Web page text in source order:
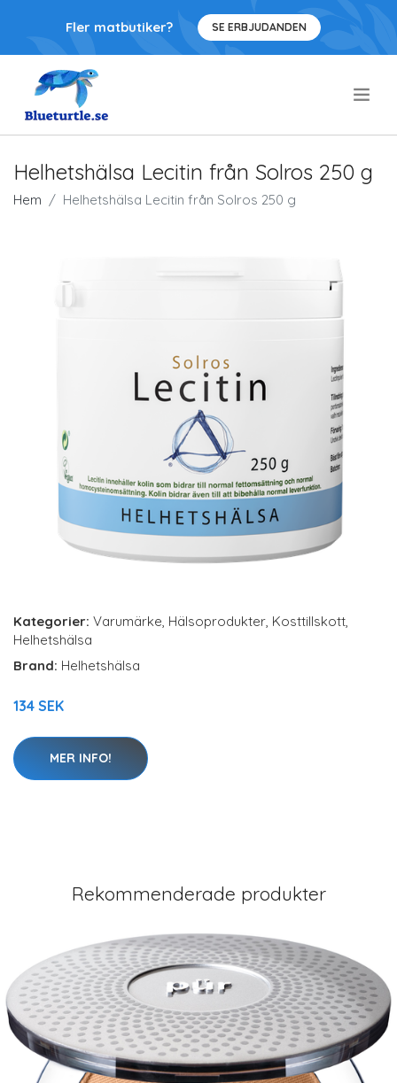
Fler matbutiker? SE ERBJUDANDEN
Helhetshälsa Lecitin från Solros 250 g
Hem Helhetshälsa Lecitin från Solros 250 g
Kategorier: Varumärke, Hälsoprodukter, Kosttillskott,
Helhetshälsa
Brand: Helhetshälsa
134 SEK
MER INFO!
Rekommenderade produkter